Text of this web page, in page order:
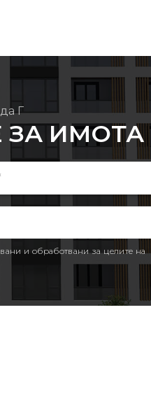
Г
ЗА ИМОТА
и обработвани за целите на